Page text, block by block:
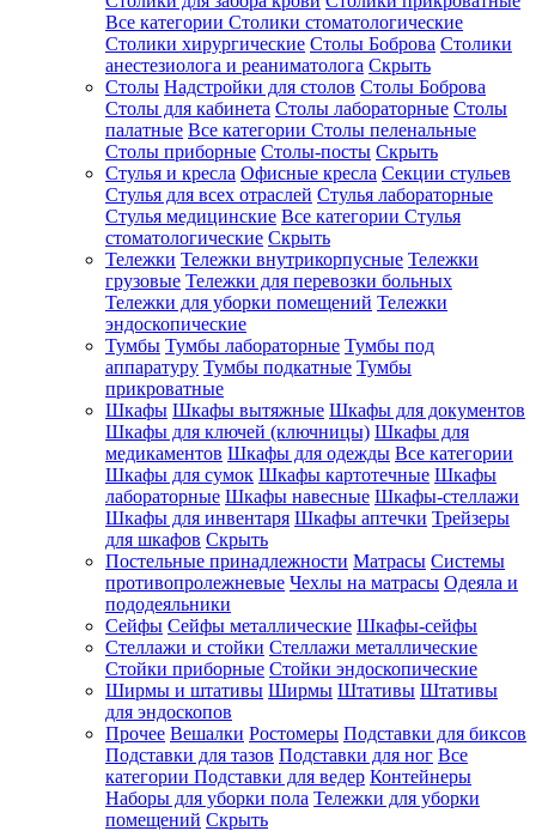
Все категории Столики стоматологические
Столики хирургические Столы Боброва Столики
анестезиолога и реаниматолога Скрыть
Столы Надстройки для столов Столы Боброва
Столы для кабинета Столы лабораторные Столы
палатные Все категории Столы пеленальные
Столы приборные Столы-посты Скрыть
Стулья и кресла Офисные кресла Секции стульев
Стулья для всех отраслей Стулья лабораторные
Стулья медицинские Все категории Стулья
стоматологические Скрыть
Тележки Тележки внутрикорпусные Тележки
грузовые Тележки для перевозки больных
Тележки для уборки помещений Тележки
эндоскопические
Тумбы Тумбы лабораторные Тумбы под
аппаратуру Тумбы подкатные Тумбы
прикроватные
Шкафы Шкафы вытяжные Шкафы для документов
Шкафы для ключей (ключницы) Шкафы для
медикаментов Шкафы для одежды Все категории
Шкафы для сумок Шкафы картотечные Шкафы
лабораторные Шкафы навесные Шкафы-стеллажи
Шкафы для инвентаря Шкафы аптечки Трейзеры
для шкафов Скрыть
Постельные принадлежности Матрасы Системы
противопролежневые Чехлы на матрасы Одеяла и
пододеяльники
Сейфы Сейфы металлические Шкафы-сейфы
Стеллажи и стойки Стеллажи металлические
Стойки приборные Стойки эндоскопические
Ширмы и штативы Ширмы Штативы Штативы
для эндоскопов
Прочее Вешалки Ростомеры Подставки для биксов
Подставки для тазов Подставки для ног Все
категории Подставки для ведер Контейнеры
Наборы для уборки пола Тележки для уборки
помещений Скрыть